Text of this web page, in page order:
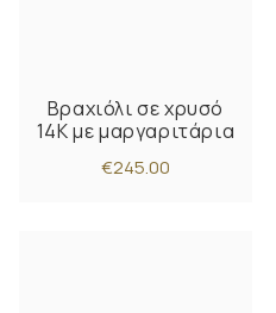
Βραχιόλι σε χρυσό
14Κ με μαργαριτάρια
€245.00